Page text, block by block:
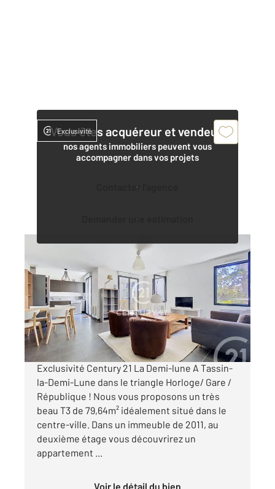
Vous êtes acquéreur et vendeur,
nos agents immobiliers peuvent vous
accompagner dans vos projets
Contacter l'agence
Demander une estimation
Exclusivité
TASSIN LA DEMI LUNE 69
79,64 m
, 4 pièces
Ref : 454
Appartement T4 à vendre
319 000 €
Visiter le site dédié
Exclusivité Century 21 La Demi-lune A Tassin-
la-Demi-Lune dans le triangle Horloge/ Gare /
République ! Nous vous proposons un très
beau T3 de 79,64m² idéalement situé dans le
centre-ville. Dans un immeuble de 2011, au
deuxième étage vous découvrirez un
appartement ...
Voir le détail du bien